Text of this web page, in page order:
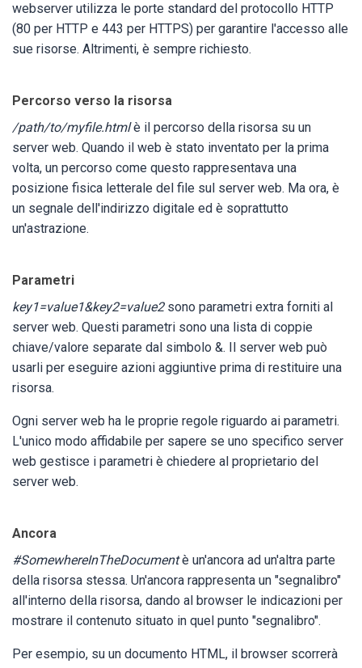
webserver utilizza le porte standard del protocollo HTTP
(80 per HTTP e 443 per HTTPS) per garantire l'accesso alle
sue risorse. Altrimenti, è sempre richiesto.
Percorso verso la risorsa
/path/to/myfile.htmlè il percorso della risorsa su un
server web. Quando il web è stato inventato per la prima
volta, un percorso come questo rappresentava una
posizione fisica letterale del file sul server web. Ma ora, è
un segnale dell'indirizzo digitale ed è soprattutto
un'astrazione.
Parametri
key1=value1&key2=value2 sono parametri extra forniti al
server web. Questi parametri sono una lista di coppie
chiave/valore separate dal simbolo &. Il server web può
usarli per eseguire azioni aggiuntive prima di restituire una
risorsa.
Ogni server web ha le proprie regole riguardo ai parametri.
L'unico modo affidabile per sapere se uno specifico server
web gestisce i parametri è chiedere al proprietario del
server web.
Ancora
#SomewhereInTheDocumentè un'ancora ad un'altra parte
della risorsa stessa. Un'ancora rappresenta un "segnalibro"
all'interno della risorsa, dando al browser le indicazioni per
mostrare il contenuto situato in quel punto "segnalibro".
Per esempio, su un documento HTML, il browser scorrerà